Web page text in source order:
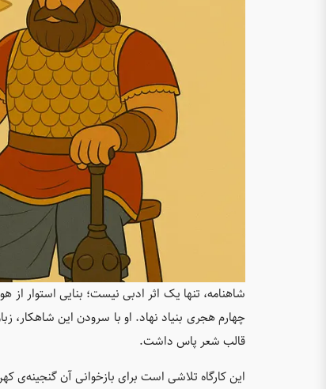
شاهنامه، تنها یک اثر ادبی نیست؛ بنایی
چهارم هجری بنیاد نهاد. او با سرودن این شاهکار،
قالب شعر پاس داشت.
این کارگاه تلاشی است برای بازخوانی آن گنجینه‌ی